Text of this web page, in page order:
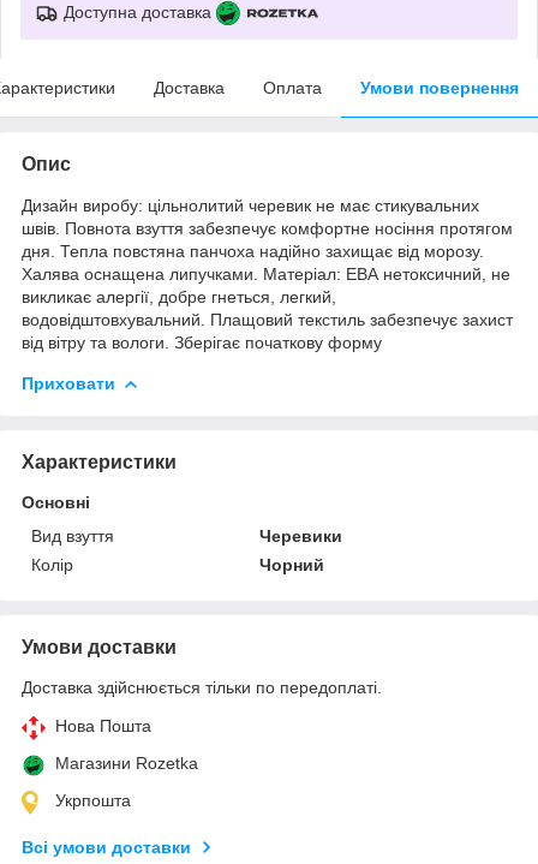
Доступна доставка
Доставка Оплата Умови повернення
Опис
Дизайн виробу: цільнолитий черевик не має стикувальних
швів. Повнота взуття забезпечує комфортне носіння протягом
дня. Тепла повстяна панчоха надійно захищає від морозу.
Халява оснащена липучками. Матеріал: ЕВА нетоксичний, не
викликає алергії, добре гнеться, легкий,
водовідштовхувальний. Плащовий текстиль забезпечує захист
від вітру та вологи. Зберігає початкову форму
Приховати
Характеристики
Основні
Вид взуття
Черевики
Колір
Чорний
Умови доставки
Доставка здійснюється тільки по передоплаті.
Нова Пошта
Магазини Rozetka
Укрпошта
Всі умови доставки